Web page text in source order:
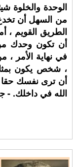
الوحدة والخلوة
من السهل أن
الطريق القويم ،
أن تكون وحدك
في نهاية
، شخص يكون
أن ترى نفسك
الله في داخلك. -